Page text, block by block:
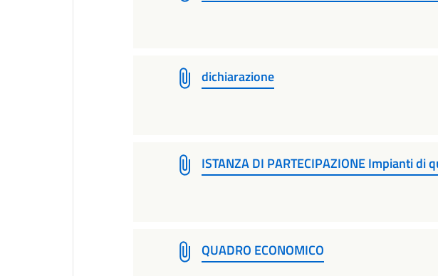
dichiarazione
ISTANZA DI PARTECIPAZIONE Impianti di
QUADRO ECONOMICO